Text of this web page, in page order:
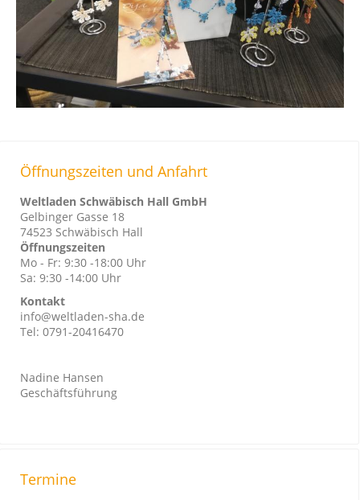
Öffnungszeiten und Anfahrt
Weltladen Schwäbisch Hall GmbH
Gelbinger Gasse 18
74523 Schwäbisch Hall
Öffnungszeiten
Mo - Fr: 9:30 -18:00 Uhr
Sa: 9:30 -14:00 Uhr
Kontakt
info@weltladen-sha.de
Tel: 0791-20416470
Nadine Hansen
Geschäftsführung
Termine